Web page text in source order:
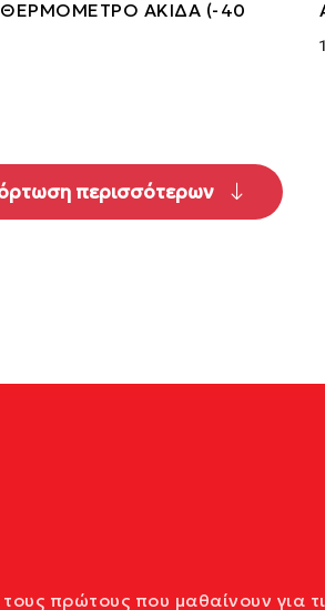
ΑΚΙΔΑ (-40
περισσότερων
πρώτους που μαθαίνουν για